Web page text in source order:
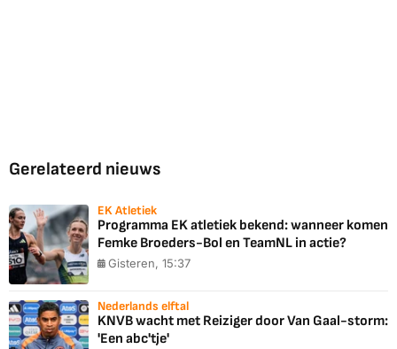
Gerelateerd nieuws
EK Atletiek
Programma EK atletiek bekend: wanneer komen
Femke Broeders-Bol en TeamNL in actie?
Gisteren, 15:37
Nederlands elftal
KNVB wacht met Reiziger door Van Gaal-storm:
'Een abc'tje'